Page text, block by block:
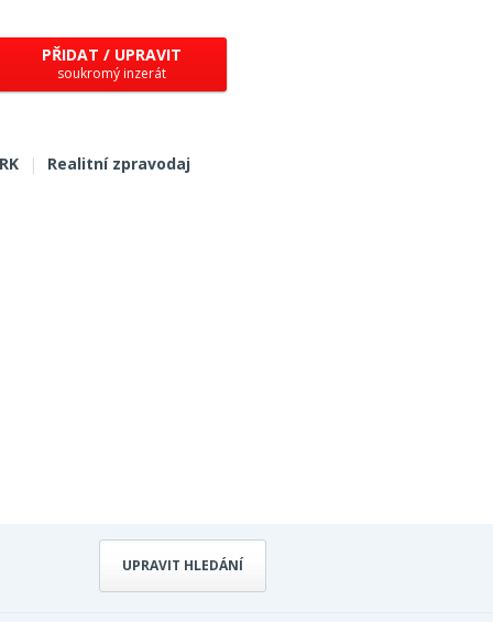
PŘIDAT / UPRAVIT
soukromý inzerát
| Realitní zpravodaj
UPRAVIT HLEDÁNÍ